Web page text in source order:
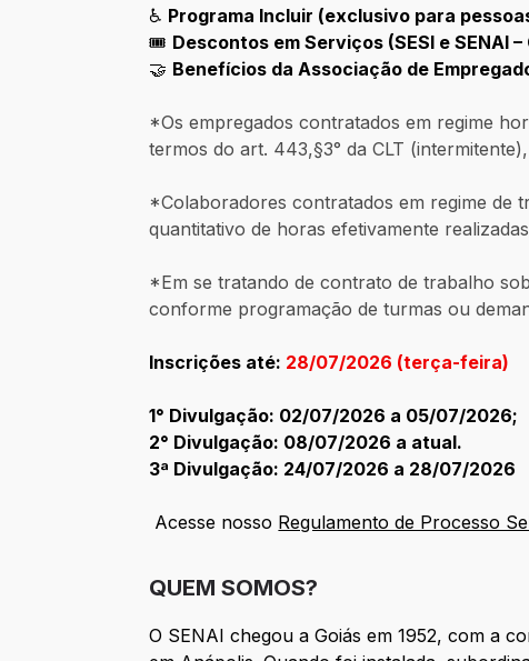
♿ Programa Incluir (exclusivo para
🎟️ Descontos em Serviços (SESI e SENAI –
🤝 Benefícios da Associação de
*Os empregados contratados em regime
termos do art. 443,§3° da CLT
*Colaboradores contratados em regime de
quantitativo de horas efetivamente
*Em se tratando de contrato de trabalho
conforme programação de turmas ou
Inscrições até: 28/07/2026 (terça-feira)
1° Divulgação: 02/07/2026 a 05/07/2026;
2° Divulgação: 08/07/2026 a atual.
3ª Divulgação: 24/07/2026 a 28/07/2026
Acesse nosso Regulamento de Processo
QUEM SOMOS?
O SENAI chegou a Goiás em 1952, com a